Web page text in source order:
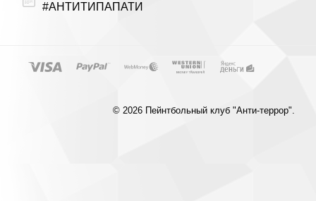
#АНТИТИПАПАТИ
© 2026 Пейнтбольный клуб "Анти-террор".